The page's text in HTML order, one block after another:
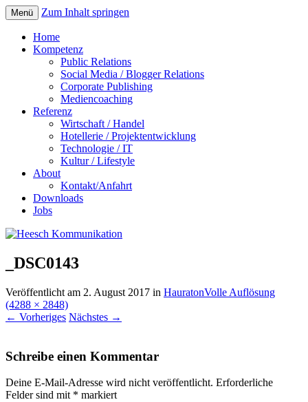
Menü Zum Inhalt springen
Home
Kompetenz
Public Relations
Social Media / Blogger Relations
Corporate Publishing
Mediencoaching
Referenz
Wirtschaft / Handel
Hotellerie / Projektentwicklung
Technologie / IT
Kultur / Lifestyle
About
Kontakt/Anfahrt
Downloads
Jobs
_DSC0143
Veröffentlicht am 2. August 2017 in HauratonVolle Auflösung
(4288 × 2848)
← Vorheriges Nächstes →
Schreibe einen Kommentar
Deine E-Mail-Adresse wird nicht veröffentlicht. Erforderliche
Felder sind mit * markiert